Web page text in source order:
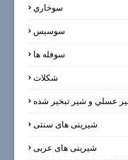
سوخاري
سوسيس
سوفله ها
شکلات
عسلي و شير تبخير شده
شیرینی های سنتی
شیرینی های عربی